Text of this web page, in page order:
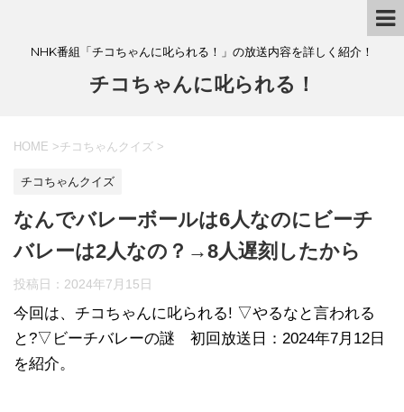
NHK番組「チコちゃんに叱られる！」の放送内容を詳しく紹介！
チコちゃんに叱られる！
HOME >チコちゃんクイズ >
チコちゃんクイズ
なんでバレーボールは6人なのにビーチ
バレーは2人なの？→8人遅刻したから
投稿日： 2024年7月15日
今回は、チコちゃんに叱られる! ▽やるなと言われる
と?▽ビーチバレーの謎 初回放送日：2024年7月12日
を紹介。